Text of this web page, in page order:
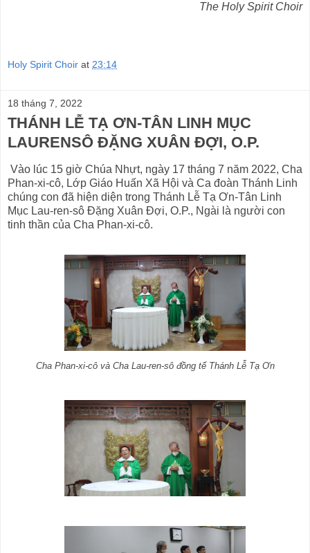
The Holy Spirit Choir
Holy Spirit Choir at 23:14
18 tháng 7, 2022
THÁNH LỄ TẠ ƠN-TÂN LINH MỤC
LAURENSÔ ĐẶNG XUÂN ĐỢI, O.P.
Vào lúc 15 giờ Chúa Nhựt, ngày 17 tháng 7 năm 2022, Cha
Phan-xi-cô, Lớp Giáo Huấn Xã Hội và Ca đoàn Thánh Linh
chúng con đã hiện diện trong Thánh Lễ Tạ Ơn-Tân Linh
Mục Lau-ren-sô Đặng Xuân Đợi, O.P., Ngài là người con
tinh thần của Cha Phan-xi-cô.
Cha Phan-xi-cô và Cha Lau-ren-sô đồng tế Thánh Lễ Tạ Ơn